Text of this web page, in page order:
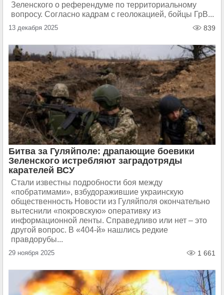
Зеленского о референдуме по территориальному
вопросу. Согласно кадрам с геолокацией, бойцы ГрВ...
13 декабря 2025 839
Битва за Гуляйполе: драпающие боевики
Зеленского истребляют заградотряды
карателей ВСУ
Стали известны подробности боя между
«побратимами», взбудоражившие украинскую
общественность Новости из Гуляйполя окончательно
вытеснили «покровскую» оперативку из
информационной ленты. Справедливо или нет – это
другой вопрос. В «404-й» нашлись редкие
правдорубы...
29 ноября 2025 1 661